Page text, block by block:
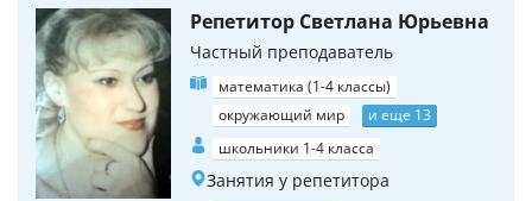
Репетитор Светлана Юрьевна
Частный преподаватель
математика (1-4 классы)
окружающий мир
и еще 13
школьники 1-4 класса
Занятия у репетитора